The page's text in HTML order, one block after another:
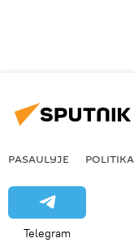
PASAULYJE POLITIKA
Telegram